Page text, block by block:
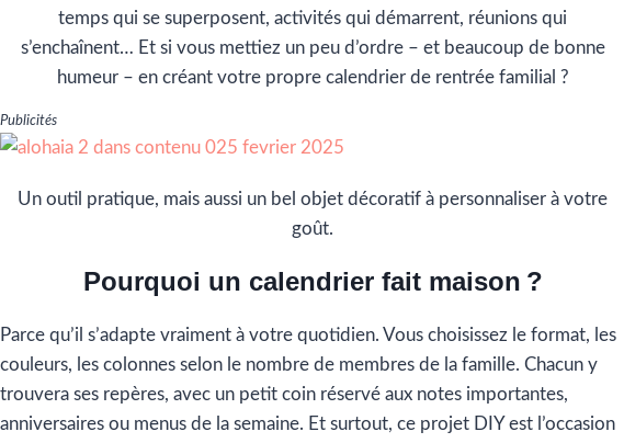
temps qui se superposent, activités qui démarrent, réunions qui
s’enchaînent… Et si vous mettiez un peu d’ordre – et beaucoup de bonne
humeur – en créant votre propre calendrier de rentrée familial ?
Publicités
Un outil pratique, mais aussi un bel objet décoratif à personnaliser à votre
goût.
Pourquoi un calendrier fait maison ?
Parce qu’il s’adapte vraiment à votre quotidien. Vous choisissez le format, les
couleurs, les colonnes selon le nombre de membres de la famille. Chacun y
trouvera ses repères, avec un petit coin réservé aux notes importantes,
anniversaires ou menus de la semaine. Et surtout, ce projet DIY est l’occasion